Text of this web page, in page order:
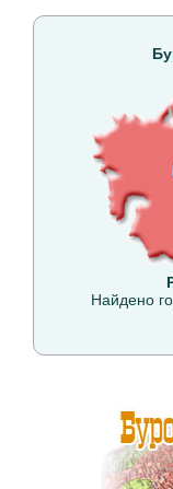
Найдено